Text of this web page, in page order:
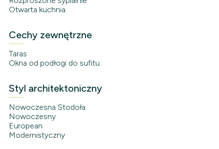
Otwarta kuchnia
Cechy zewnętrzne
Taras
Okna od podłogi do sufitu
Styl architektoniczny
Nowoczesna Stodoła
Nowoczesny
European
Modernistyczny